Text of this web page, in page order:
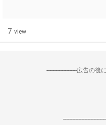
7 view
--------------------広告の後